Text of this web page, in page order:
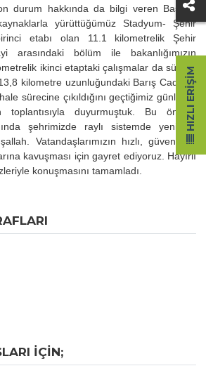
durum hakkında da bilgi veren Başkan
yürüttüğümüz Stadyum- Şehir
etabı olan 11.1 kilometrelik Şehir
arasındaki bölüm ile bakanlığımızın
ikinci etaptaki çalışmalar da süratle
kilometre uzunluğundaki Barış Caddesi
sürecine çıkıldığını geçtiğimiz günlerde
toplantısıyla duyurmuştuk. Bu önemli
şehrimizde raylı sistemde yeni bir
Vatandaşlarımızın hızlı, güvenli ve
kavuşması için gayret ediyoruz. Hayırlı
konuşmasını tamamladı.
IÇIN;
HIZLI ERIŞIM